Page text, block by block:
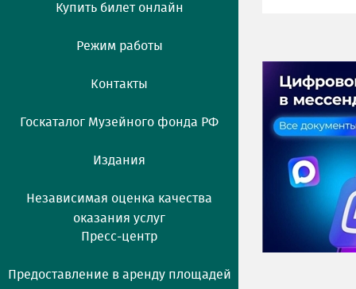
Купить билет онлайн
Режим работы
Контакты
Госкаталог Музейного фонда РФ
Издания
Независимая оценка качества
оказания услуг
Пресс-центр
Предоставление в аренду площадей